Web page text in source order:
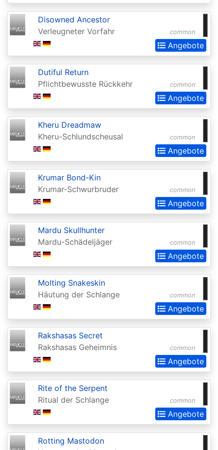
Gate:
Extras
for
Zendikar
Battlebond
Beta
Betrayers
of
Kamigawa
Bloomburrow
Bloomburrow:
Born
of
the
Gods
Buy-
a-
Promos
Champions
Kamigawa
Champs
and
States
Promos
common
Disowned Ancestor
Verleugneter Vorfahr
Angebote
common
Dutiful Return
Pflichtbewusste Rückkehr
Angebote
common
Kheru Dreadmaw
Kheru-Schlundscheusal
Angebote
common
Krumar Bond-Kin
Krumar-Schwurbruder
Angebote
common
Mardu Skullhunter
Mardu-Schädeljäger
Angebote
common
Molting Snakeskin
Häutung der Schlange
Angebote
common
Rakshasas Secret
Rakshasas Geheimnis
Angebote
common
Rite of the Serpent
Ritual der Schlange
Angebote
Rotting Mastodon